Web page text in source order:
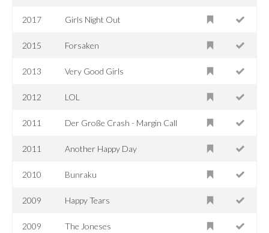
2017 Girls Night Out
2015 Forsaken
2013 Very Good Girls
2012 LOL
2011 Der Große Crash - Margin Call
2011 Another Happy Day
2010 Bunraku
2009 Happy Tears
2009 The Joneses